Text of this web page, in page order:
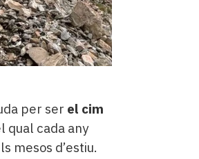
per ser el cim
qual cada any
mesos d’estiu.